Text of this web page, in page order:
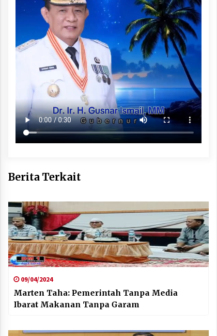
Berita Terkait
09/04/2024
Marten Taha: Pemerintah Tanpa Media
Ibarat Makanan Tanpa Garam